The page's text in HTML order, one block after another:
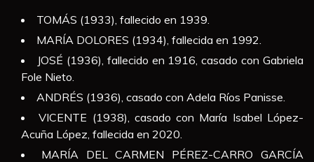
TOMÁS (1933), fallecido en 1939.
MARÍA DOLORES (1934), fallecida en 1992.
JOSÉ (1936), fallecido en 1916, casado con Gabriela
Fole Nieto.
ANDRÉS (1936), casado con Adela Ríos Panisse.
VICENTE (1938), casado con María Isabel López-
Acuña López, fallecida en 2020.
MARÍA DEL CARMEN PÉREZ-CARRO GARCÍA